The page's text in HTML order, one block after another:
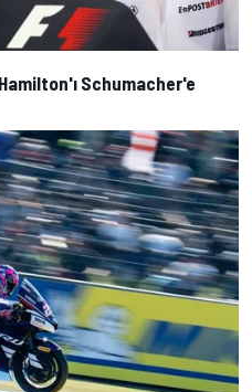
Schumacher'e